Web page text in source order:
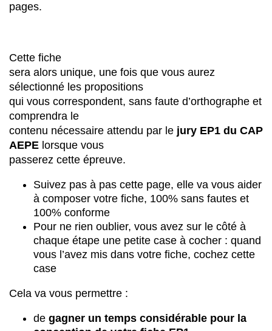
pages.
Cette fiche
sera alors unique, une fois que vous aurez
sélectionné les propositions
qui vous correspondent, sans faute d’orthographe et
comprendra le
contenu nécessaire attendu par le jury EP1 du CAP
AEPE lorsque vous
passerez cette épreuve.
Suivez pas à pas cette page, elle va vous aider
à composer votre fiche, 100% sans fautes et
100% conforme
Pour ne rien oublier, vous avez sur le côté à
chaque étape une petite case à cocher : quand
vous l’avez mis dans votre fiche, cochez cette
case
Cela va vous permettre :
de gagner un temps considérable pour la